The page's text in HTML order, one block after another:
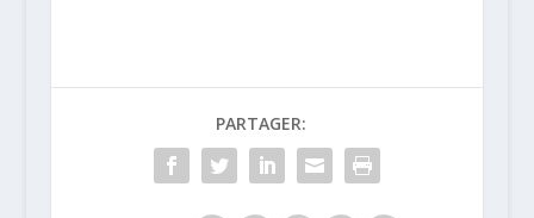
PARTAGER: